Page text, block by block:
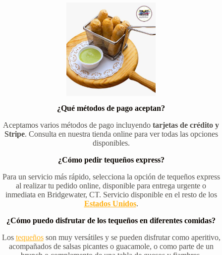
¿Qué métodos de pago aceptan?
Aceptamos varios métodos de pago incluyendo tarjetas de crédito y
Stripe. Consulta en nuestra tienda online para ver todas las opciones
disponibles.
¿Cómo pedir tequeños express?
Para un servicio más rápido, selecciona la opción de tequeños express
al realizar tu pedido online, disponible para entrega urgente o
inmediata en Bridgewater, CT. Servicio disponible en el resto de los
Estados Unidos.
¿Cómo puedo disfrutar de los tequeños en diferentes comidas?
Los tequeñosson muy versátiles y se pueden disfrutar como aperitivo,
acompañados de salsas picantes o guacamole, o como parte de un